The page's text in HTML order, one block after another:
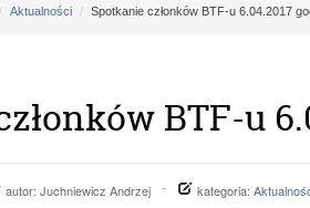
Aktualności Spotkanie członków BTF-u 6.04.2017
BTF-u
autor: Juchniewicz Andrzej kategoria: